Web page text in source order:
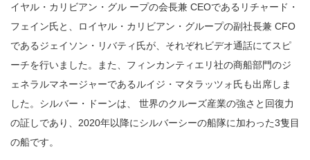
イヤル・カリビアン・グル ープの会長兼 CEOであるリチャード・
フェイン氏と、ロイヤル・カリビアン・グループの副社長兼 CFO
であるジェイソン・リバティ氏が、それぞれビデオ通話にてスピ
ーチを行いました。また、フィンカンティエリ社の商船部門のジ
ェネラルマネージャーであるルイジ・マタラッツォ氏も出席しま
した。シルバー・ドーンは、 世界のクルーズ産業の強さと回復力
の証しであり、2020年以降にシルバーシーの船隊に加わった3隻目
の船です。